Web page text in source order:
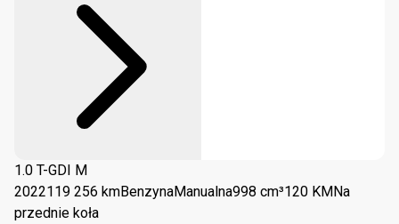
1.0 T-GDI M
2022119 256 kmBenzynaManualna998 cm³120 KM Na
przednie koła